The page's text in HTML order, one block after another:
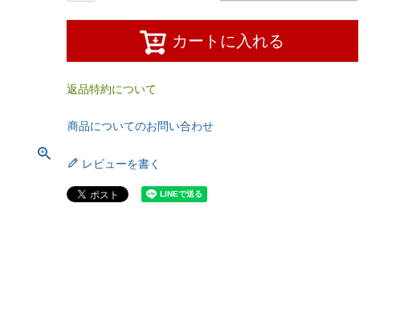
カートに入れる
返品特約について
商品についてのお問い合わせ
レビューを書く